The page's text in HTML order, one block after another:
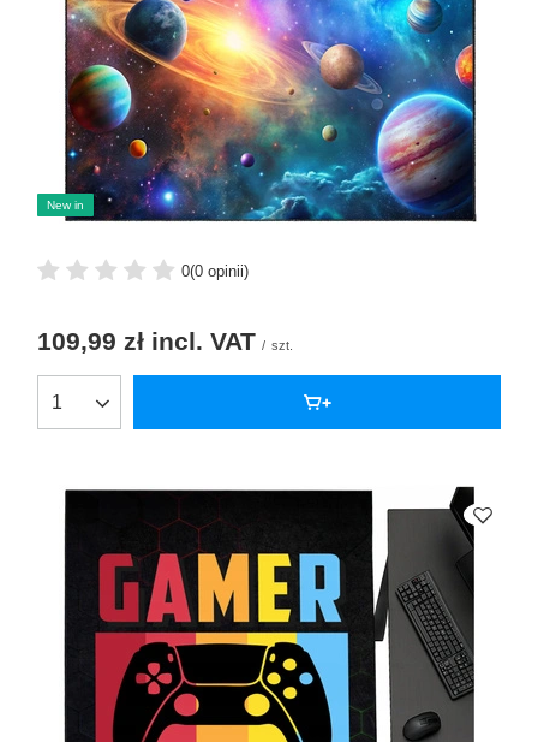
New in
0(0 opinii)
109,99 zł incl. VAT / szt.